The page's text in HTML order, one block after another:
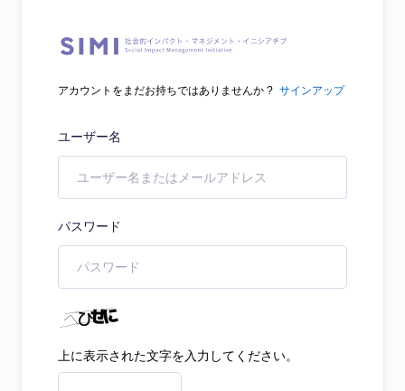
アカウントをまだお持ちではありませんか ? サインアップ
ユーザー名
パスワード
上に表示された文字を入力してください。